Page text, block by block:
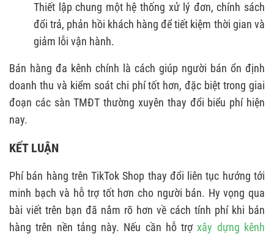
Thiết lập chung một hệ thống xử lý đơn, chính sách
đổi trả, phản hồi khách hàng để tiết kiệm thời gian và
giảm lỗi vận hành.
Bán hàng đa kênh chính là cách giúp người bán ổn định
doanh thu và kiểm soát chi phí tốt hơn, đặc biệt trong giai
đoạn các sàn TMĐT thường xuyên thay đổi biểu phí hiện
nay.
KẾT LUẬN
Phí bán hàng trên TikTok Shop thay đổi liên tục hướng tới
minh bạch và hỗ trợ tốt hơn cho người bán. Hy vọng qua
bài viết trên bạn đã nắm rõ hơn về cách tính phí khi bán
hàng trên nền tảng này. Nếu cần hỗ trợxây dựng kênh